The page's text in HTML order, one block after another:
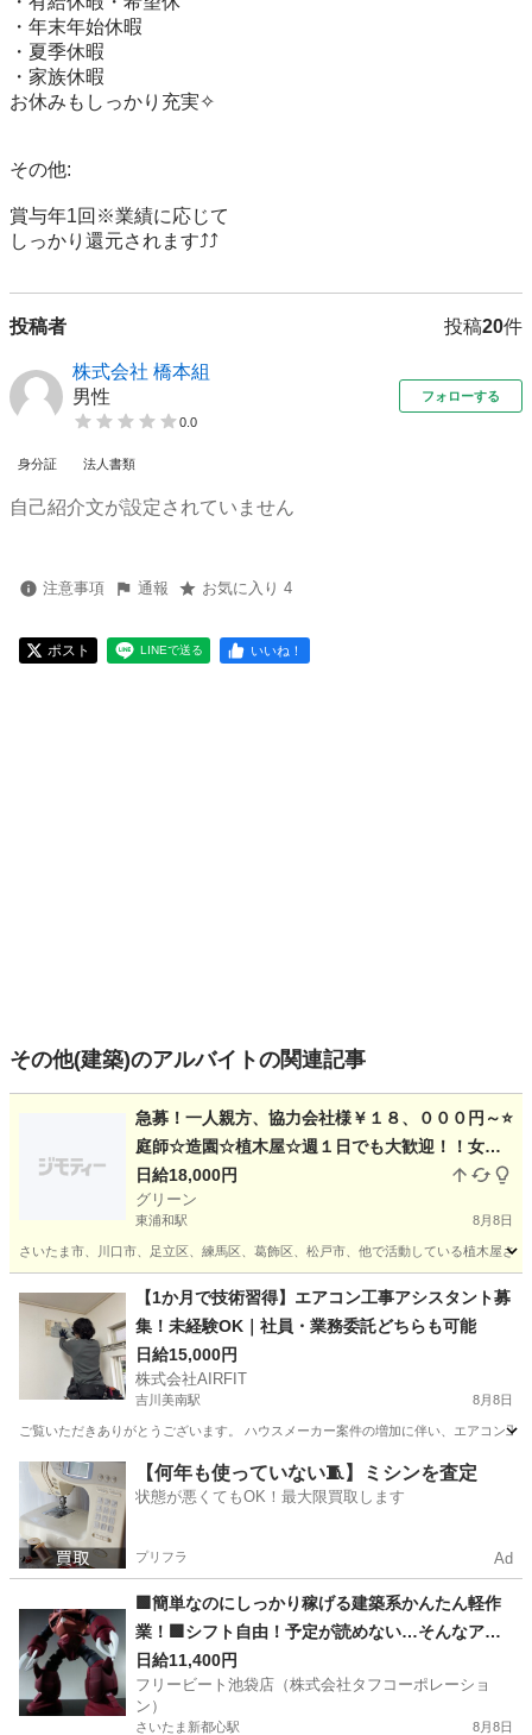
・年末年始休暇
・夏季休暇
・家族休暇
お休みもしっかり充実✧
その他:
賞与年1回※業績に応じて
しっかり還元されます⤴⤴
投稿者 投稿20件
株式会社 橋本組
男性
0.0
フォローする
身分証 法人書類
自己紹介文が設定されていません
注意事項 通報 お気に入り 4
ポスト LINEで送る いいね！
その他(建築)のアルバイトの関連記事
急募！一人親方、協力会社様￥１８、０００円～⭐
庭師☆造園☆植木屋☆週１日でも大歓迎！！女性
でも歓迎！！
日給18,000円
グリーン
東浦和駅 8月8日
さいたま市、川口市、足立区、練馬区、葛飾区、松戸市、他で活動している植木屋
さいたま市 東浦和駅 その他
【1か月で技術習得】エアコン工事アシスタント募
集！未経験OK｜社員・業務委託どちらも可能
日給15,000円
株式会社AIRFIT
吉川美南駅 8月8日
ご覧いただきありがとうございます。 ハウスメーカー案件の増加に伴い、エアコン
埼玉 吉川市 吉川美南駅 その他 業務委託
【何年も使っていない🧵】ミシンを査定
状態が悪くてもOK！最大限買取します
プリフラ Ad
🟩簡単なのにしっかり稼げる建築系かんたん軽作
業！🟩シフト自由！予定が読めない…そんなアナ
タにぴったり！
日給11,400円
フリービート池袋店（株式会社タフコーポレーショ
ン）
さいたま新都心駅 8月8日